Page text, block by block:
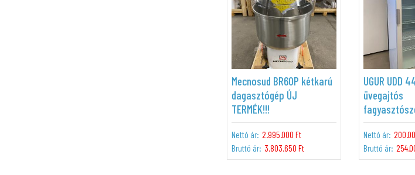
Mecnosud BR60P kétkarú
dagasztógép ÚJ
TERMÉK!!!
Nettó ár: 2.995.000 Ft
Bruttó ár: 3.803.650 Ft
UGUR UDD
üvegajtós
Nettó ár:
Bruttó ár: